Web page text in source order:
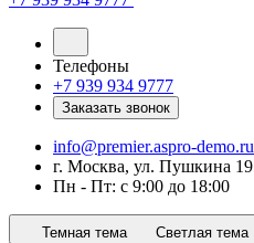
Телефоны
+7 939 934 9777
Заказать звонок
info@premier.aspro-demo.ru
г. Москва, ул. Пушкина 19
Пн - Пт: с 9:00 до 18:00
Темная тема Светлая тема